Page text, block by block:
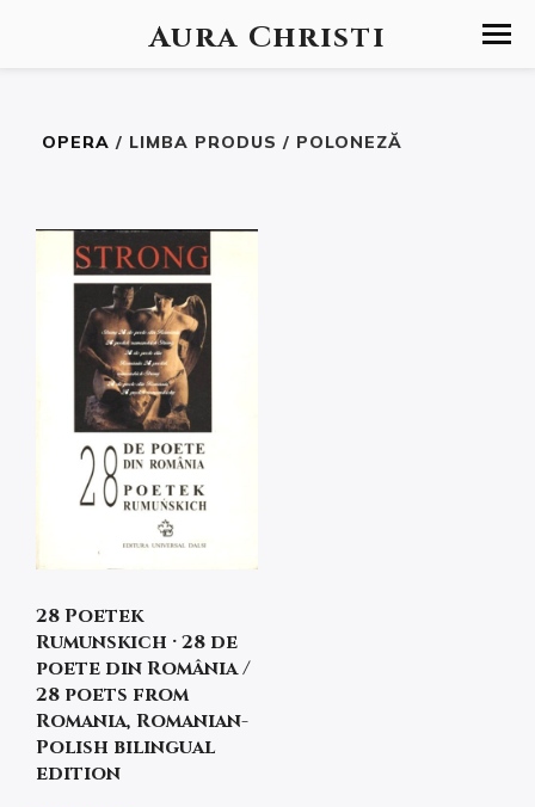
Aura Christi
OPERA / LIMBA PRODUS / POLONEZĂ
28 Poetek
Rumunskich · 28 de
poete din România /
28 poets from
Romania, Romanian-
Polish bilingual
edition